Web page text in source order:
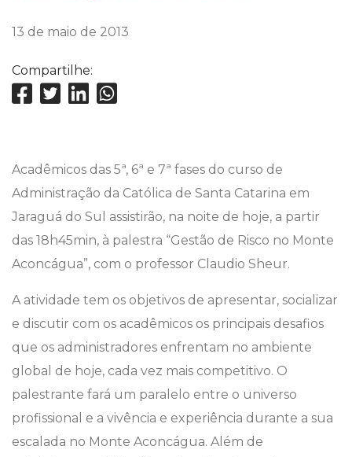
13 de maio de 2013
Compartilhe:
Acadêmicos das 5ª, 6ª e 7ª fases do curso de
Administração da Católica de Santa Catarina em
Jaraguá do Sul assistirão, na noite de hoje, a partir
das 18h45min, à palestra “Gestão de Risco no Monte
Aconcágua”, com o professor Claudio Sheur.
A atividade tem os objetivos de apresentar, socializar
e discutir com os acadêmicos os principais desafios
que os administradores enfrentam no ambiente
global de hoje, cada vez mais competitivo. O
palestrante fará um paralelo entre o universo
profissional e a vivência e experiência durante a sua
escalada no Monte Aconcágua. Além de